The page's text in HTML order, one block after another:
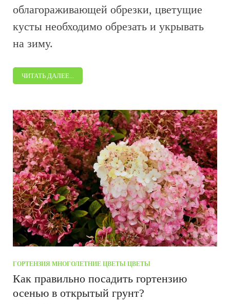
облагораживающей обрезки, цветущие
кусты необходимо обрезать и укрывать
на зиму.
ЧИТАТЬ ДАЛЕЕ...
ГОРТЕНЗИЯ МНОГОЛЕТНИЕ ЦВЕТЫ ЦВЕТЫ
Как правильно посадить гортензию
осенью в открытый грунт?